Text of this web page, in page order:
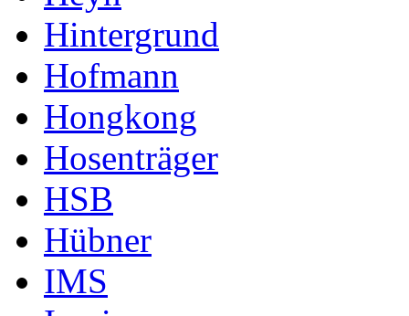
Hintergrund
Hofmann
Hongkong
Hosenträger
HSB
Hübner
IMS